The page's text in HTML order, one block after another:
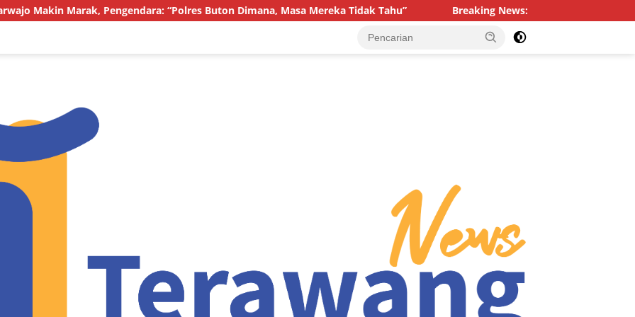
“Polres Buton Dimana, Masa Mereka Tidak Tahu” Breaking News: Kebakaran di Pasar Sore Buton, Satu Kios